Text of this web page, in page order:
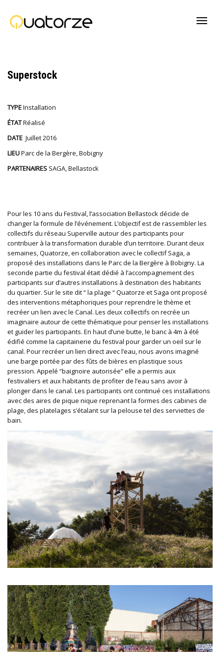
Superstock
TYPEInstallation
ÉTATRéalisé
DATE Juillet 2016
LIEUParc de la Bergère, Bobigny
PARTENAIRES SAGA, Bellastock
Pour les 10 ans du Festival, l’association Bellastock décide de
changer la formule de l’événement. L’objectif est de rassembler les
collectifs du réseau Superville autour des participants pour
contribuer à la transformation durable d’un territoire. Durant deux
semaines, Quatorze, en collaboration avec le collectif Saga, a
proposé des installations dans le Parc de la Bergère à Bobigny. La
seconde partie du festival était dédié à l’accompagnement des
participants sur d’autres installations à destination des habitants
du quartier. Sur le site dit “ la plage “ Quatorze et Saga ont proposé
des interventions métaphoriques pour reprendre le thème et
recréer un lien avec le Canal. Les deux collectifs on recrée un
imaginaire autour de cette thématique pour penser les installations
et guider les participants. En haut d’une butte, le banc à 4m à été
édifié comme la capitainerie du festival pour garder un oeil sur le
canal. Pour recréer un lien direct avec l’eau, nous avons imaginé
une barge portée par des fûts de bières en plastique sous
pression. Appelé “baignoire autorisée” elle a permis aux
festivaliers et aux habitants de profiter de l’eau sans avoir à
plonger dans le canal. Les participants ont continué ces installations
avec des aires de pique nique reprenant la formes des cabines de
plage, des platelages s’étalant sur la pelouse tel des serviettes de
bain.